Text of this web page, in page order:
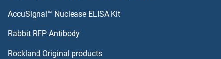
AccuSignal™ Nuclease ELISA Kit
Rabbit RFP Antibody
Rockland Original products